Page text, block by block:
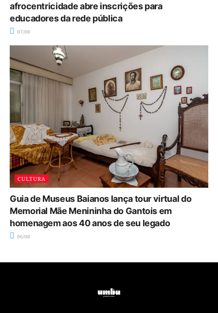
afrocentricidade abre inscrições para
educadores da rede pública
07/08
CULTURA
Guia de Museus Baianos lança tour virtual do
Memorial Mãe Menininha do Gantois em
homenagem aos 40 anos de seu legado
06/08